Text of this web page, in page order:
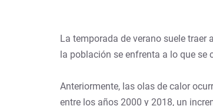
La temporada de verano suele
la población se enfrenta a lo que se
Anteriormente, las olas de calor
entre los años 2000 y 2018, un